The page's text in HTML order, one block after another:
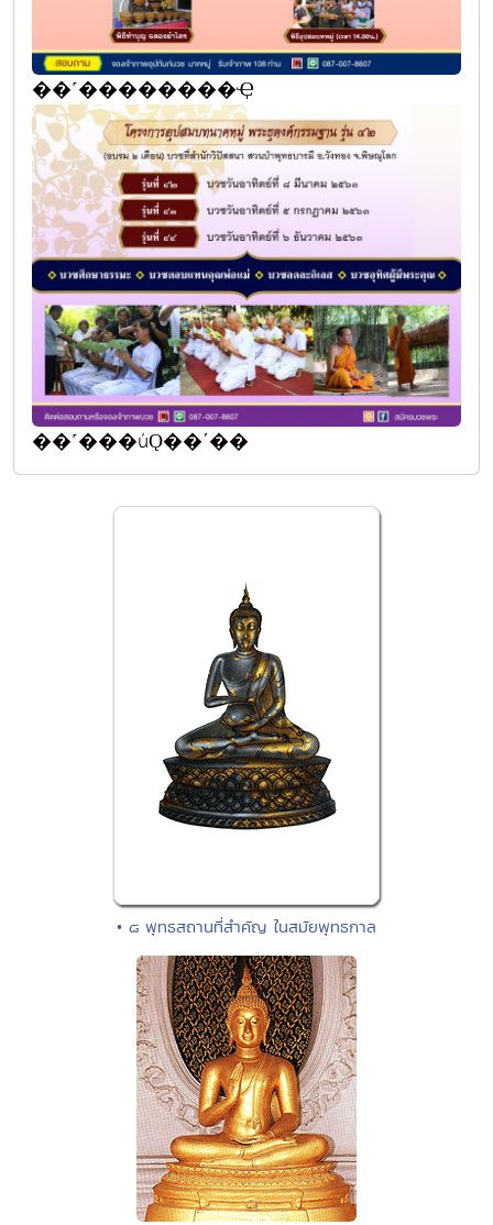
��˹��������Ҿ
��˹���úǪ��ʹ��
• ๘ พุทธสถานที่สำคัญ ในสมัยพุทธกาล